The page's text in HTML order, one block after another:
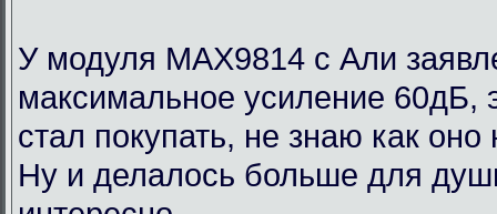
У модуля MAX9814 с Али
максимальное усиление 60дБ,
стал покупать, не знаю как
Ну и делалось больше для